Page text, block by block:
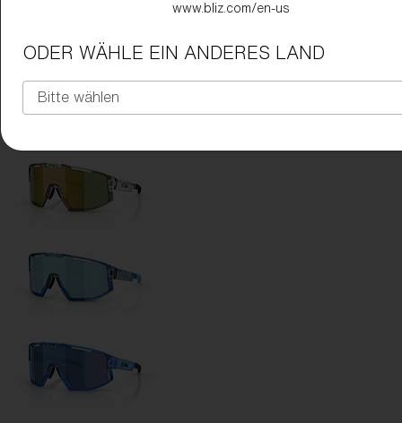
www.bliz.com/en-us
ODER WÄHLE EIN ANDERES LAND